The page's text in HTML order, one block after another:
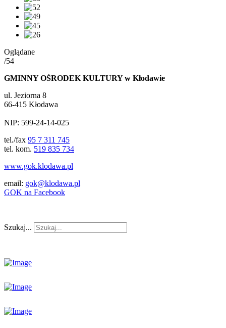
Oglądane
/54
GMINNY OŚRODEK KULTURY w Kłodawie
ul. Jeziorna 8
66-415 Kłodawa
NIP: 599-24-14-025
tel./fax 95 7 311 745
tel. kom. 519 835 734
www.gok.klodawa.pl
email: gok@klodawa.pl
GOK na Facebook
Szukaj...